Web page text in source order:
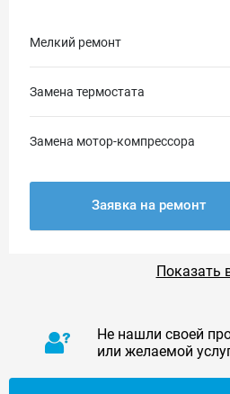
Мелкий ремонт
Замена термостата
Замена мотор-компрессора
Заявка на ремонт
Показать
Не нашли своей
или желаемой